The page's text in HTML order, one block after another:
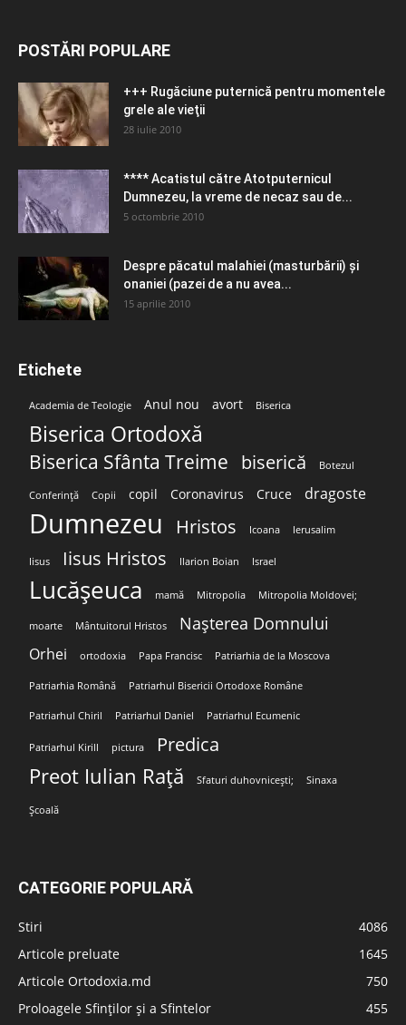
POSTĂRI POPULARE
+++ Rugăciune puternică pentru momentele
grele ale vieţii
28 iulie 2010
**** Acatistul către Atotputernicul
Dumnezeu, la vreme de necaz sau de...
5 octombrie 2010
Despre păcatul malahiei (masturbării) şi
onaniei (pazei de a nu avea...
15 aprilie 2010
Etichete
Academia de Teologie Anul nou avort Biserica
Biserica Ortodoxă
Biserica Sfânta Treime biserică Botezul
Conferință Copii copil Coronavirus Cruce dragoste
Dumnezeu Hristos Icoana Ierusalim
Iisus Iisus Hristos Ilarion Boian Israel
Lucășeuca mamă Mitropolia Mitropolia Moldovei;
moarte Mântuitorul Hristos Nașterea Domnului
Orhei ortodoxia Papa Francisc Patriarhia de la Moscova
Patriarhia Română Patriarhul Bisericii Ortodoxe Române
Patriarhul Chiril Patriarhul Daniel Patriarhul Ecumenic
Patriarhul Kirill pictura Predica
Preot Iulian Rață Sfaturi duhovnicești; Sinaxa
Școală
CATEGORIE POPULARĂ
Stiri
4086
Articole preluate
1645
Articole Ortodoxia.md
750
Proloagele Sfinților și a Sfintelor
455